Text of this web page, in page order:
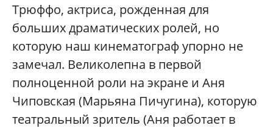
Трюффо, актриса, рожденная для
больших драматических ролей, но
которую наш кинематограф упорно не
замечал. Великолепна в первой
полноценной роли на экране и Аня
Чиповская (Марьяна Пичугина), которую
театральный зритель (Аня работает в